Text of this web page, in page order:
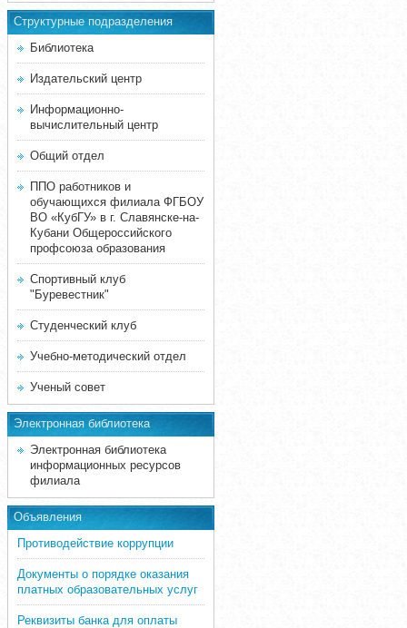
Структурные подразделения
Библиотека
Издательский центр
Информационно-
вычислительный центр
Общий отдел
ППО работников и
обучающихся филиала ФГБОУ
ВО «КубГУ» в г. Славянске-на-
Кубани Общероссийского
профсоюза образования
Спортивный клуб
"Буревестник"
Студенческий клуб
Учебно-методический отдел
Ученый совет
Электронная библиотека
Электронная библиотека
информационных ресурсов
филиала
Объявления
Противодействие коррупции
Документы о порядке оказания
платных образовательных услуг
Реквизиты банка для оплаты